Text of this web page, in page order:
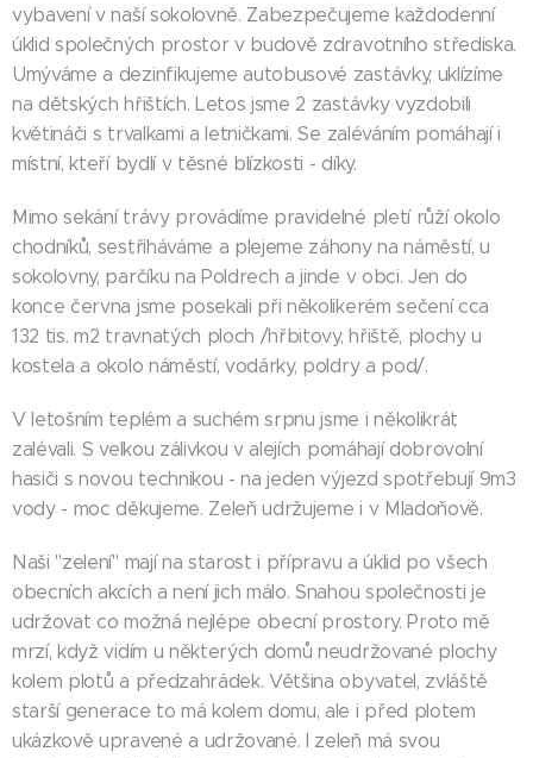
vybavení v naší sokolovně. Zabezpečujeme každodenní
úklid společných prostor v budově zdravotního střediska.
Umýváme a dezinfikujeme autobusové zastávky, uklízíme
na dětských hřištích. Letos jsme 2 zastávky vyzdobili
květináči s trvalkami a letničkami. Se zaléváním pomáhají i
místní, kteří bydlí v těsné blízkosti - díky.
Mimo sekání trávy provádíme pravidelné pletí růží okolo
chodníků, sestřiháváme a plejeme záhony na náměstí, u
sokolovny, parčíku na Poldrech a jinde v obci. Jen do
konce června jsme posekali při několikerém sečení cca
132 tis. m2 travnatých ploch /hřbitovy, hřiště, plochy u
kostela a okolo náměstí, vodárky, poldry a pod/.
V letošním teplém a suchém srpnu jsme i několikrát
zalévali. S velkou zálivkou v alejích pomáhají dobrovolní
hasiči s novou technikou - na jeden výjezd spotřebují 9m3
vody - moc děkujeme. Zeleň udržujeme i v Mladoňově.
Naši "zelení" mají na starost i přípravu a úklid po všech
obecních akcích a není jich málo. Snahou společnosti je
udržovat co možná nejlépe obecní prostory. Proto mě
mrzí, když vidím u některých domů neudržované plochy
kolem plotů a předzahrádek. Většina obyvatel, zvláště
starší generace to má kolem domu, ale i před plotem
ukázkově upravené a udržované. I zeleň má svou